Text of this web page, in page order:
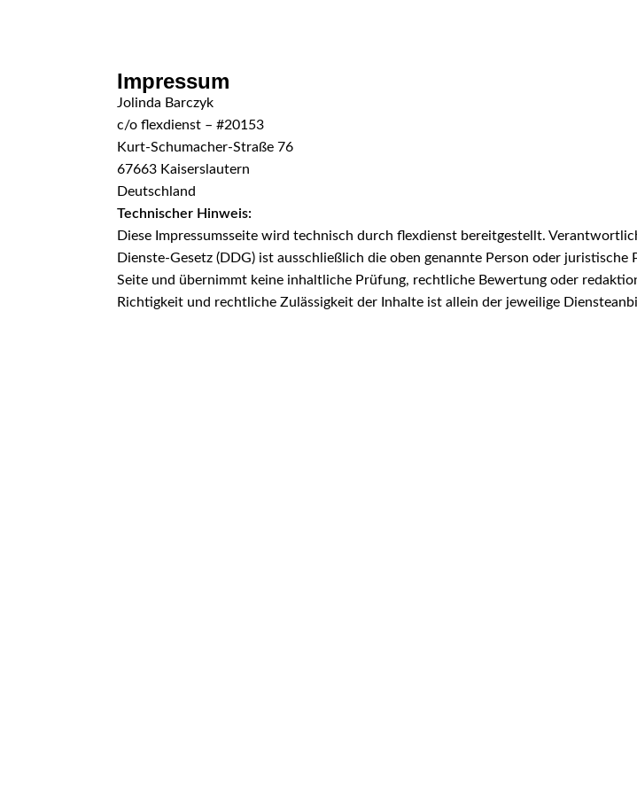
Impressum
Jolinda Barczyk
c/o flexdienst – #20153
Kurt-Schumacher-Straße 76
67663 Kaiserslautern
Deutschland
Technischer Hinweis:
Diese Impressumsseite wird technisch durch flexdienst bereitgestellt.
Dienste-Gesetz (DDG) ist ausschließlich die oben genannte Person oder
Seite und übernimmt keine inhaltliche Prüfung, rechtliche Bewertung oder
Richtigkeit und rechtliche Zulässigkeit der Inhalte ist allein der jeweilige